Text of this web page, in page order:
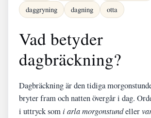
daggryning
dagning otta
Vad betyder
dagbräckning?
Dagbräckning är den tidiga
bryter fram och natten övergår i dag.
i uttryck somi arla morgonstundeller